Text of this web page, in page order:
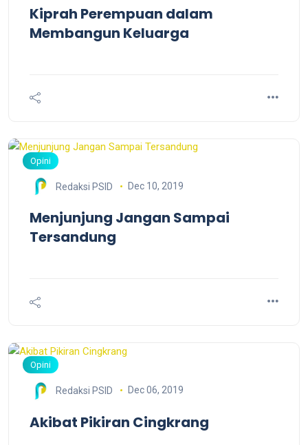
Kiprah Perempuan dalam
Membangun Keluarga
Opini
Redaksi PSID Dec 10, 2019
Menjunjung Jangan Sampai
Tersandung
Opini
Redaksi PSID Dec 06, 2019
Akibat Pikiran Cingkrang